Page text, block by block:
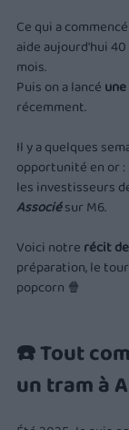
Ce qui a
aide aujourd'hui
mois.
Puis on a lancé
récemment.
Il y a quelques
opportunité en or
les investisseurs
Associé sur M6.
Voici notre récit
préparation, le
popcorn 🍿
☎️ Tout
un tram à